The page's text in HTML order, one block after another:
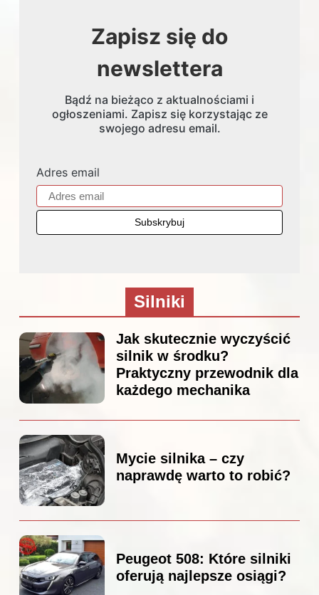
Zapisz się do
newslettera
Bądź na bieżąco z aktualnościami i
ogłoszeniami. Zapisz się korzystając ze
swojego adresu email.
Adres email
Silniki
Jak skutecznie wyczyścić
silnik w środku?
Praktyczny przewodnik dla
każdego mechanika
Mycie silnika – czy
naprawdę warto to robić?
Peugeot 508: Które silniki
oferują najlepsze osiągi?